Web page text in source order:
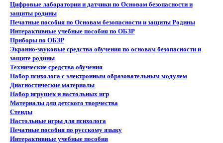
Цифровые лаборатории и датчики по Основам безопасности и
защиты родины
Печатные пособия по Основам безопасности и защиты Родины
Интерактивные учебные пособия по ОБЗР
Приборы по ОБЗР
Экранно-звуковые средства обучения по основам безопасности и
защите родины
Технические средства обучения
Набор психолога с электронным образовательным модулем
Диагностические материалы
Набор игрушек и настольных игр
Материалы для детского творчества
Стенды
Настольные игры для психолога
Печатные пособия по русскому языку
Интерактивные учебные пособия